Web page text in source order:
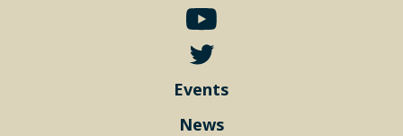
Events
News